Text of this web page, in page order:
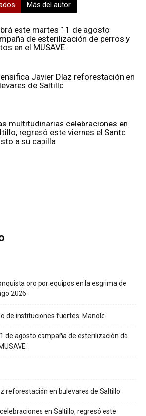
Más del autor
este martes 11 de agosto
de esterilización de perros y
en el MUSAVE
Javier Díaz reforestación en
de Saltillo
multitudinarias celebraciones en
regresó este viernes el Santo
a su capilla
oro por equipos en la esgrima de
2026
de instituciones fuertes: Manolo
de agosto campaña de esterilización de
reforestación en bulevares de Saltillo
en Saltillo, regresó este